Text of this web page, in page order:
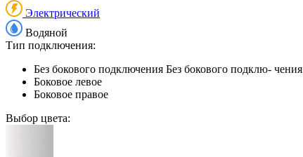
Электрический
Водяной
Тип подключения:
Без бокового подключения Без бокового подклю- чения
Боковое левое
Боковое правое
Выбор цвета: